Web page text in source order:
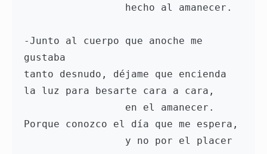
-Junto al cuerpo que anoche me
gustaba
tanto desnudo, déjame que encienda
la luz para besarte cara a cara,
Porque conozco el día que me espera,